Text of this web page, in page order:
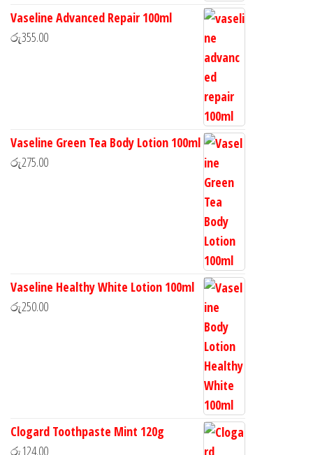
Vaseline Advanced Repair 100ml
රු355.00
Vaseline Green Tea Body Lotion 100ml
රු275.00
Vaseline Healthy White Lotion 100ml
රු250.00
Clogard Toothpaste Mint 120g
රු124.00